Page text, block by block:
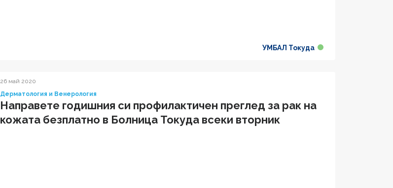
УМБАЛ Токуда
26 май 2020
Дерматология и Венерология
Направете годишния си профилактичен преглед за рак на
кожата безплатно в Болница Токуда всеки вторник